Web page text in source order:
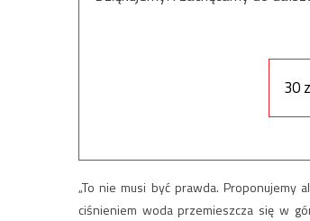
30
„To nie musi być prawda. Proponujemy
ciśnieniem woda przemieszcza się w